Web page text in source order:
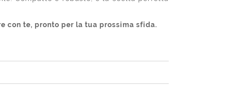
con te, pronto per la tua prossima sfida.